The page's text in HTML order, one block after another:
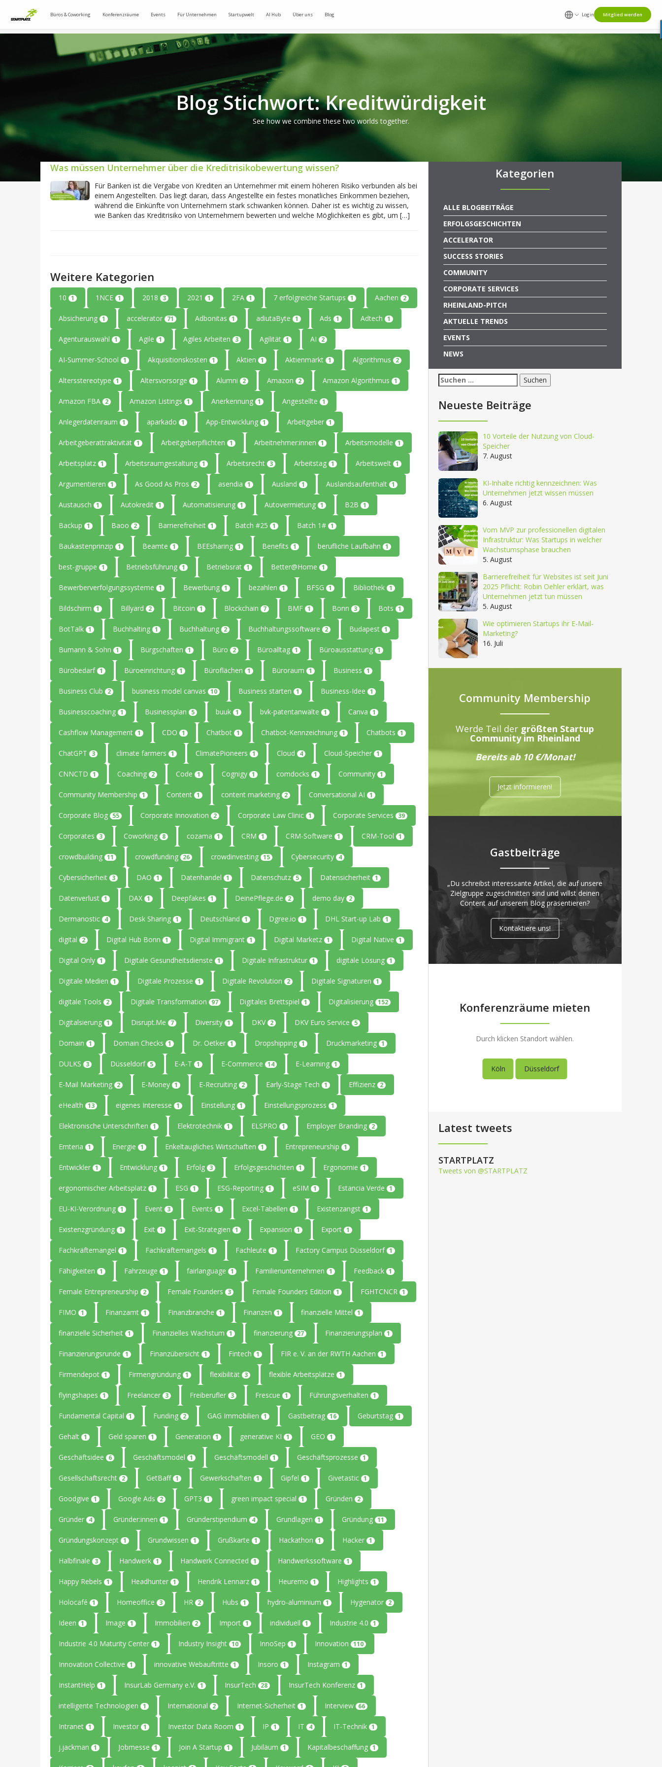
Büros & Coworking Konferenzräume Events Für Unternehmen Startupwelt AI Hub Über uns Blog Login Mitglied werden
Blog Stichwort: Kreditwürdigkeit
See how we combine these two worlds together.
Was müssen Unternehmer über die Kreditrisikobewertung wissen?
Für Banken ist die Vergabe von Krediten an Unternehmer mit einem höheren Risiko verbunden als bei
einem Angestellten. Das liegt daran, dass Angestellte ein festes monatliches Einkommen beziehen,
während die Einkünfte von Unternehmern stark schwanken können. Daher ist es wichtig zu wissen,
wie Banken das Kreditrisiko von Unternehmern bewerten und welche Möglichkeiten es gibt, um […]
Weitere Kategorien
10 1 1NCE 1 2018 3 2021 1 2FA 1 7 erfolgreiche Startups 1 Aachen 2
Absicherung 1 accelerator 71 Adbonitas 1 adiutaByte 1 Ads 1 Adtech 1
Agenturauswahl 1 Agile 1 Agiles Arbeiten 3 Agilität 1 AI 2
AI-Summer-School 1 Akquisitionskosten 1 Aktien 1 Aktienmarkt 1 Algorithmus 2
Altersstereotype 1 Altersvorsorge 1 Alumni 2 Amazon 2 Amazon Algorithmus 1
Amazon FBA 2 Amazon Listings 1 Anerkennung 1 Angestellte 1
Anlegerdatenraum 1 aparkado 1 App-Entwicklung 1 Arbeitgeber 1
Arbeitgeberattraktivität 1 Arbeitgeberpflichten 1 Arbeitnehmer:innen 1 Arbeitsmodelle 1
Arbeitsplatz 1 Arbeitsraumgestaltung 1 Arbeitsrecht 3 Arbeitstag 1 Arbeitswelt 1
Argumentieren 1 As Good As Pros 2 asendia 1 Ausland 1 Auslandsaufenthalt 1
Austausch 1 Autokredit 1 Automatisierung 1 Autovermietung 1 B2B 1
Backup 1 Baoo 2 Barrierefreiheit 1 Batch #25 1 Batch 1# 1
Baukastenprinzip 1 Beamte 1 BEEsharing 1 Benefits 1 berufliche Laufbahn 1
best-gruppe 1 Betriebsführung 1 Betriebsrat 1 Better@Home 1
Bewerberverfolgungssysteme 1 Bewerbung 1 bezahlen 1 BFSG 1 Bibliothek 1
Bildschirm 1 Billyard 2 Bitcoin 1 Blockchain 7 BMF 1 Bonn 3 Bots 1
BotTalk 1 Buchhalting 1 Buchhaltung 2 Buchhaltungssoftware 2 Budapest 1
Bumann & Sohn 1 Bürgschaften 1 Büro 2 Büroalltag 1 Büroausstattung 1
Bürobedarf 1 Büroeinrichtung 1 Büroflächen 1 Büroraum 1 Business 1
Business Club 2 business model canvas 10 Business starten 1 Business-Idee 1
Businesscoaching 1 Businessplan 5 buuk 1 bvk-patentanwälte 1 Canva 1
Cashflow Management 1 CDO 1 Chatbot 1 Chatbot-Kennzeichnung 1 Chatbots 1
ChatGPT 3 climate farmers 1 ClimatePioneers 1 Cloud 4 Cloud-Speicher 1
CNNCTD 1 Coaching 2 Code 1 Cognigy 1 comdocks 1 Community 1
Community Membership 1 Content 1 content marketing 2 Conversational AI 1
Corporate Blog 55 Corporate Innovation 2 Corporate Law Clinic 1 Corporate Services 39
Corporates 3 Coworking 8 cozama 1 CRM 1 CRM-Software 1 CRM-Tool 1
crowdbuilding 11 crowdfunding 26 crowdinvesting 15 Cybersecurity 4
Cybersicherheit 3 DAO 1 Datenhandel 1 Datenschutz 5 Datensicherheit 1
Datenverlust 1 DAX 1 Deepfakes 1 DeinePflege.de 2 demo day 2
Dermanostic 4 Desk Sharing 1 Deutschland 1 Dgree.io 1 DHL Start-up Lab 1
digital 2 Digital Hub Bonn 1 Digital Immigrant 1 Digital Marketz 1 Digital Native 1
Digital Only 1 Digitale Gesundheitsdienste 1 Digitale Infrastruktur 1 digitale Lösung 1
Digitale Medien 1 Digitale Prozesse 1 Digitale Revolution 2 Digitale Signaturen 1
digitale Tools 2 Digitale Transformation 97 Digitales Brettspiel 1 Digitalisierung 152
Digitalsierung 1 Disrupt.Me 7 Diversity 1 DKV 2 DKV Euro Service 5
Domain 1 Domain Checks 1 Dr. Oetker 1 Dropshipping 1 Druckmarketing 1
DULKS 3 Düsseldorf 5 E-A-T 1 E-Commerce 14 E-Learning 1
E-Mail Marketing 2 E-Money 1 E-Recruiting 2 Early-Stage Tech 1 Effizienz 2
eHealth 13 eigenes Interesse 1 Einstellung 1 Einstellungsprozess 1
Elektronische Unterschriften 1 Elektrotechnik 1 ELSPRO 1 Employer Branding 2
Emteria 1 Energie 1 Enkeltaugliches Wirtschaften 1 Entrepreneurship 1
Entwickler 1 Entwicklung 1 Erfolg 3 Erfolgsgeschichten 1 Ergonomie 1
ergonomischer Arbeitsplatz 1 ESG 1 ESG-Reporting 1 eSIM 1 Estancia Verde 1
EU-KI-Verordnung 1 Event 3 Events 1 Excel-Tabellen 1 Existenzangst 1
Existenzgründung 1 Exit 1 Exit-Strategien 1 Expansion 1 Export 1
Fachkräftemangel 1 Fachkräftemangels 1 Fachleute 1 Factory Campus Düsseldorf 1
Fähigkeiten 1 Fahrzeuge 1 fairlanguage 1 Familienunternehmen 1 Feedback 1
Female Entrepreneurship 2 Female Founders 3 Female Founders Edition 1 FGHTCNCR 1
FIMO 1 Finanzamt 1 Finanzbranche 1 Finanzen 1 finanzielle Mittel 1
finanzielle Sicherheit 1 Finanzielles Wachstum 1 finanzierung 27 Finanzierungsplan 1
Finanzierungsrunde 1 Finanzübersicht 1 Fintech 1 FIR e. V. an der RWTH Aachen 1
Firmendepot 1 Firmengründung 1 flexibilität 3 flexible Arbeitsplätze 1
flyingshapes 1 Freelancer 3 Freiberufler 3 Frescue 1 Führungsverhalten 1
Fundamental Capital 1 Funding 2 GAG Immobilien 1 Gastbeitrag 16 Geburtstag 1
Gehalt 1 Geld sparen 1 Generation 1 generative KI 1 GEO 1
Geschäftsidee 6 Geschäftsmodel 1 Geschäftsmodell 1 Geschäftsprozesse 1
Gesellschaftsrecht 2 GetBaff 1 Gewerkschaften 1 Gipfel 1 Givetastic 1
Goodgive 1 Google Ads 2 GPT3 1 green impact special 1 Gründen 2
Gründer 4 Gründer:innen 1 Gründerstipendium 4 Grundlagen 1 Gründung 11
Gründungskonzept 1 Grundwissen 1 Grußkarte 1 Hackathon 1 Hacker 1
Halbfinale 3 Handwerk 1 Handwerk Connected 1 Handwerkssoftware 1
Happy Rebels 1 Headhunter 1 Hendrik Lennarz 1 Heuremo 1 Highlights 1
Holocafé 1 Homeoffice 3 HR 2 Hubs 1 hydro-aluminium 1 Hygenator 2
Ideen 1 Image 1 Immobilien 2 Import 1 individuell 1 Industrie 4.0 1
Industrie 4.0 Maturity Center 1 Industry Insight 10 InnoSep 1 Innovation 110
Innovation Collective 1 innovative Webauftritte 1 Insoro 1 Instagram 1
InstantHelp 1 InsurLab Germany e.V. 1 InsurTech 28 InsurTech Konferenz 1
intelligente Technologien 1 International 2 Internet-Sicherheit 1 Interview 66
Intranet 1 Investor 1 Investor Data Room 1 IP 1 IT 4 IT-Technik 1
j.jackman 1 Jobmesse 1 Join A Startup 1 Jubiläum 1 Kapitalbeschaffung 1
Kategorien
ALLE BLOGBEITRÄGE
ERFOLGSGESCHICHTEN
ACCELERATOR
SUCCESS STORIES
COMMUNITY
CORPORATE SERVICES
RHEINLAND-PITCH
AKTUELLE TRENDS
EVENTS
NEWS
Suchen
nach:
Neueste Beiträge
10 Vorteile der Nutzung von Cloud-
Speicher
7. August
KI-Inhalte richtig kennzeichnen: Was
Unternehmen jetzt wissen müssen
6. August
Vom MVP zur professionellen digitalen
Infrastruktur: Was Startups in welcher
Wachstumsphase brauchen
5. August
Barrierefreiheit für Websites ist seit Juni
2025 Pflicht: Robin Oehler erklärt, was
Unternehmen jetzt tun müssen
5. August
Wie optimieren Startups ihr E-Mail-
Marketing?
16. Juli
Community Membership
Werde Teil der größten Startup
Community im Rheinland
Bereits ab 10 €/Monat!
Jetzt informieren!
Gastbeiträge
„Du schreibst interessante Artikel, die auf unsere
Zielgruppe zugeschnitten sind und willst deinen
Content auf unserem Blog präsentieren?
Kontaktiere uns!
Konferenzräume mieten
Durch klicken Standort wählen.
Köln Düsseldorf
Latest tweets
STARTPLATZ
Tweets von @STARTPLATZ